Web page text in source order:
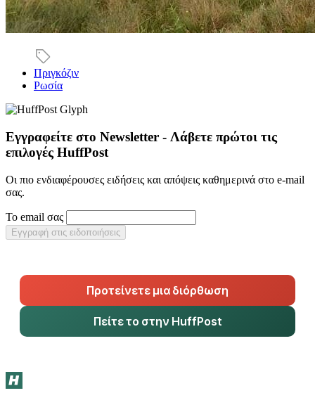
Πριγκόζιν
Ρωσία
Εγγραφείτε στο Newsletter - Λάβετε πρώτοι τις
επιλογές HuffPost
Οι πιο ενδιαφέρουσες ειδήσεις και απόψεις καθημερινά στο e-mail
σας.
Το email σας
Εγγραφή στις ειδοποιήσεις
Προτείνετε μια διόρθωση
Πείτε το στην HuffPost